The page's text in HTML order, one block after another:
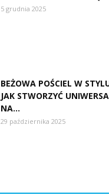
5 grudnia 2025
BEŻOWA POŚCIEL W
JAK STWORZYĆ
NA...
29 października 2025